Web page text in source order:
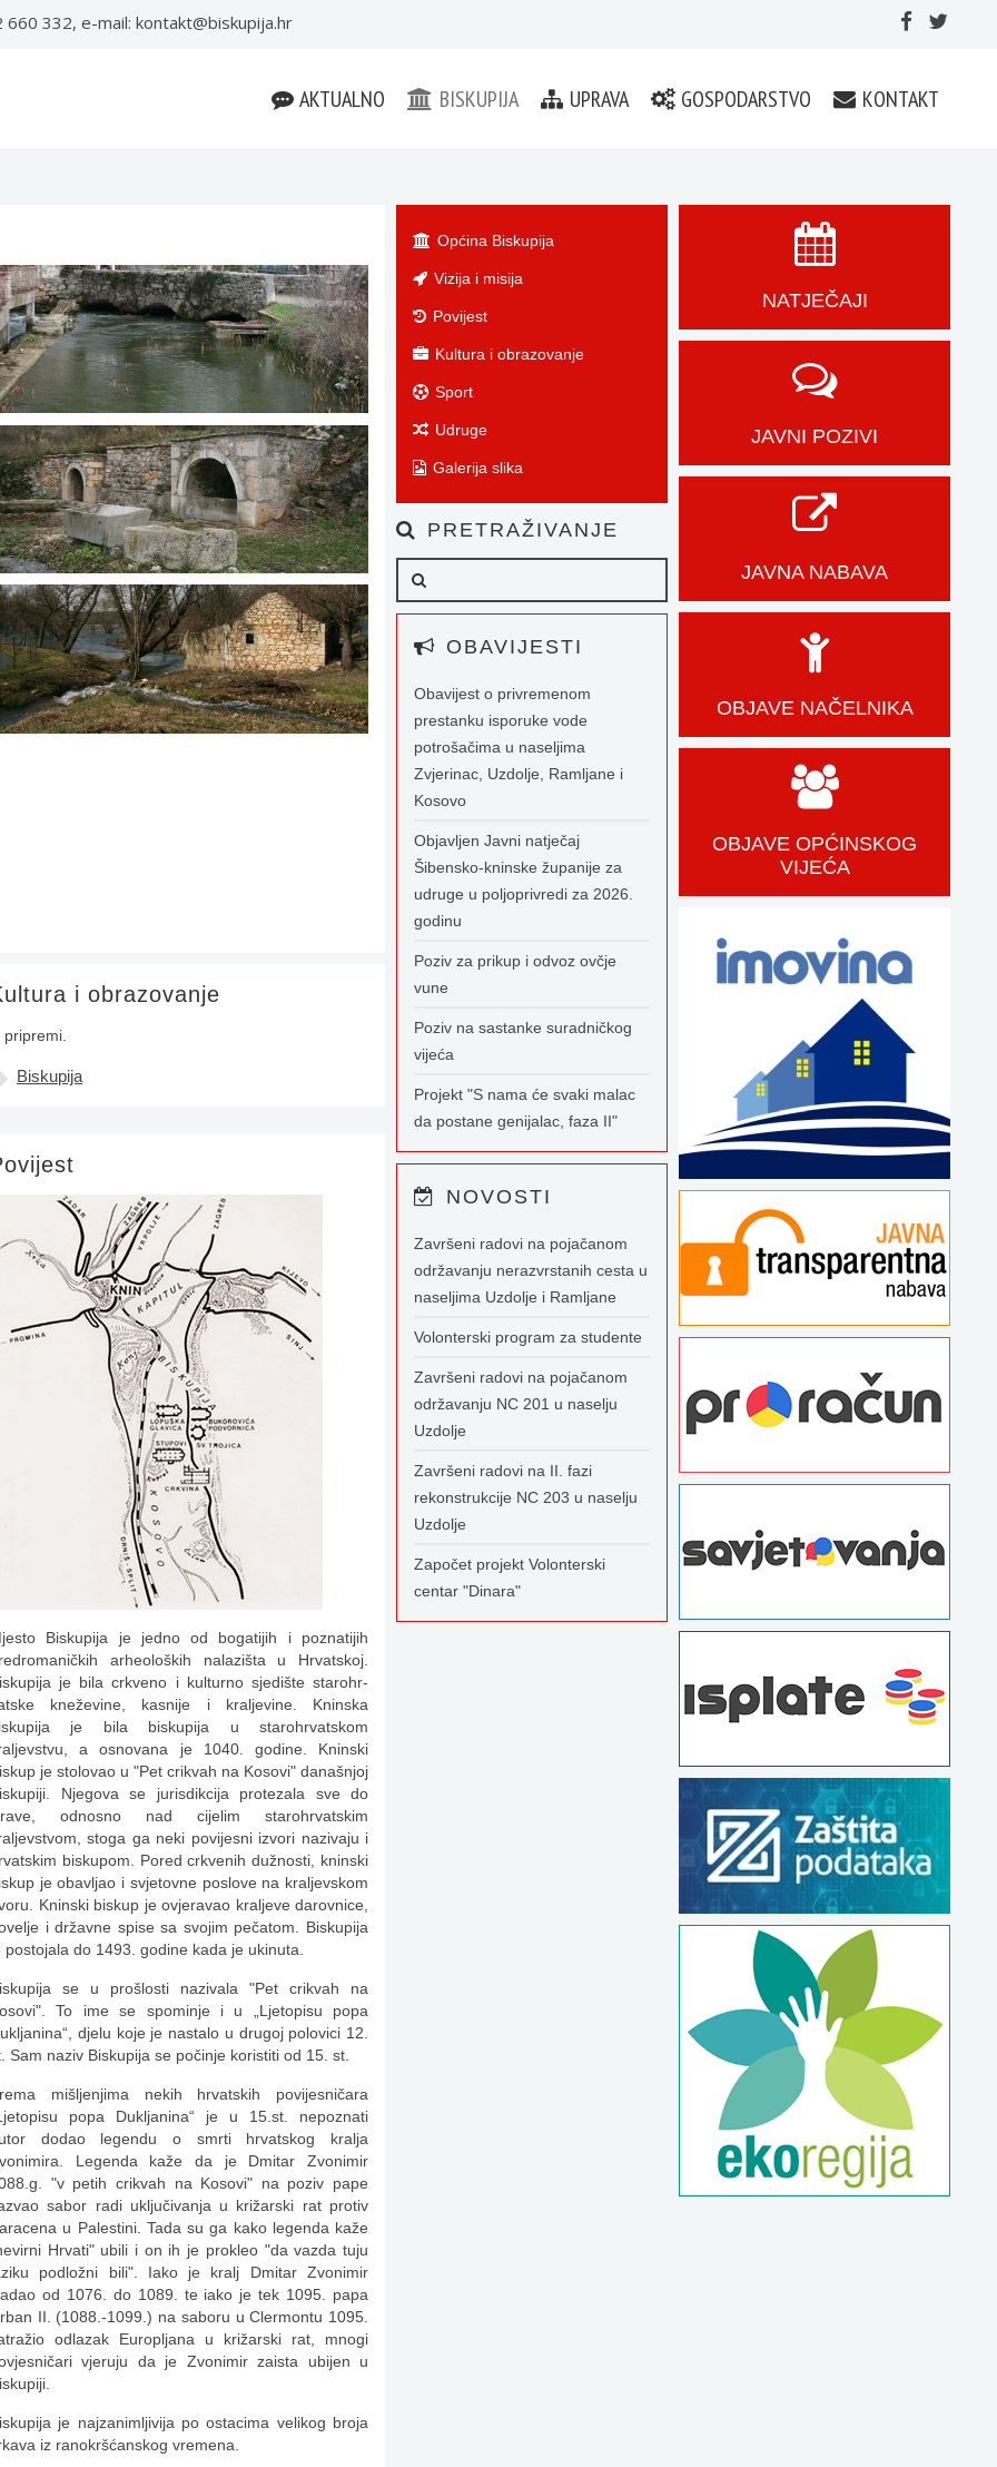
660 332, e-mail: kontakt@biskupija.hr
AKTUALNO BISKUPIJA UPRAVA GOSPODARSTVO KONTAKT
i obrazovanje
pripremi.
Biskupija
Biskupija je jedno od bogatijih i poznatijih
arheoloških nalazišta u Hrvatskoj.
je bila crkveno i kulturno sjedište starohr­
kneževine, kasnije i kraljevine. Kninska
je bila biskupija u starohrvatskom
a osnovana je 1040. godine. Kninski
je stolovao u "Pet crikvah na Kosovi" današnjoj
Njegova se jurisdikcija protezala sve do
odnosno nad cijelim starohrvatskim
stoga ga neki povijesni izvori nazivaju i
biskupom. Pored crkvenih dužnosti, kninski
je obavljao i svjetovne poslove na kraljevskom
Kninski biskup je ovjeravao kraljeve darovnice,
i državne spise sa svojim pečatom. Biskupija
postojala do 1493. godine kada je ukinuta.
se u prošlosti nazivala "Pet crikvah na
To ime se spominje i u „Ljetopisu popa
djelu koje je nastalo u drugoj polovici 12.
Sam naziv Biskupija se počinje koristiti od 15. st.
mišljenjima nekih hrvatskih povijesničara
popa Dukljanina“ je u 15.st. nepoznati
dodao legendu o smrti hrvatskog kralja
Legenda kaže da je Dmitar Zvonimir
"v petih crikvah na Kosovi" na poziv pape
sabor radi uključivanja u križarski rat protiv
u Palestini. Tada su ga kako legenda kaže
Hrvati" ubili i on ih je prokleo "da vazda tuju
podložni bili". Iako je kralj Dmitar Zvonimir
od 1076. do 1089. te iako je tek 1095. papa
II. (1088.-1099.) na saboru u Clermontu 1095.
odlazak Europljana u križarski rat, mnogi
vjeruju da je Zvonimir zaista ubijen u
je najzanimljivija po ostacima velikog broja
iz ranokršćanskog vremena.
Općina Biskupija
Vizija i misija
Povijest
Kultura i obrazovanje
Sport
Udruge
Galerija slika
PRETRAŽIVANJE
OBAVIJESTI
Obavijest o privremenom
prestanku isporuke vode
potrošačima u naseljima
Zvjerinac, Uzdolje, Ramljane i
Kosovo
Objavljen Javni natječaj
Šibensko-kninske županije za
udruge u poljoprivredi za 2026.
godinu
Poziv za prikup i odvoz ovčje
vune
Poziv na sastanke suradničkog
vijeća
Projekt "S nama će svaki malac
da postane genijalac, faza II"
NOVOSTI
Završeni radovi na pojačanom
održavanju nerazvrstanih cesta u
naseljima Uzdolje i Ramljane
Volonterski program za studente
Završeni radovi na pojačanom
održavanju NC 201 u naselju
Uzdolje
Završeni radovi na II. fazi
rekonstrukcije NC 203 u naselju
Uzdolje
Započet projekt Volonterski
centar "Dinara"
NATJEČAJI
JAVNI POZIVI
JAVNA NABAVA
OBJAVE NAČELNIKA
OBJAVE OPĆINSKOG
VIJEĆA